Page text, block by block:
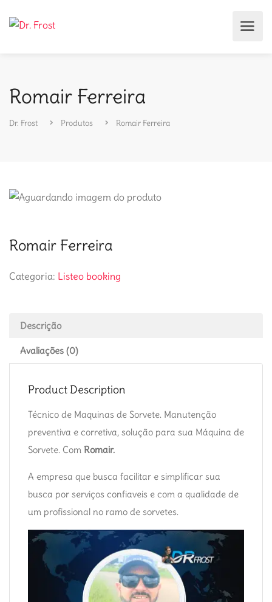
Romair Ferreira
Dr. Frost Produtos Romair Ferreira
Romair Ferreira
Categoria: Listeo booking
Descrição
Avaliações (0)
Product Description
Técnico de Maquinas de Sorvete. Manutenção
preventiva e corretiva, solução para sua Máquina de
Sorvete. Com Romair.
A empresa que busca facilitar e simplificar sua
busca por serviços confiaveis e com a qualidade de
um profissional no ramo de sorvetes.